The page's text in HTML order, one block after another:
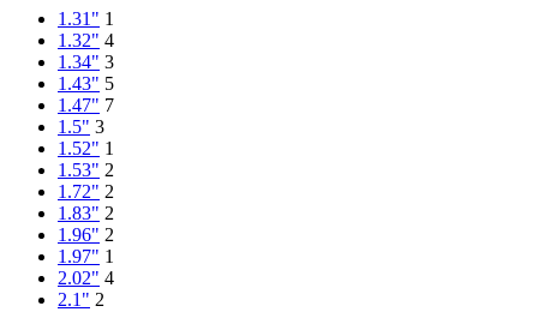
1.31" 1
1.32" 4
1.34" 3
1.43" 5
1.47" 7
1.5" 3
1.52" 1
1.53" 2
1.72" 2
1.83" 2
1.96" 2
1.97" 1
2.02" 4
2.1" 2